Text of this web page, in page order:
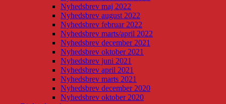
Nyhedsbrev maj 2022
Nyhedsbrev august 2022
Nyhedsbrev februar 2022
Nyhedsbrev marts/april 2022
Nyhedsbrev december 2021
Nyhedsbrev oktober 2021
Nyhedsbrev juni 2021
Nyhedsbrev april 2021
Nyhedsbrev marts 2021
Nyhedsbrev december 2020
Nyhedsbrev oktober 2020